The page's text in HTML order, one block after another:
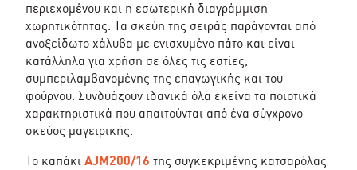
περιεχομένου και η εσωτερική διαγράμμιση
χωρητικότητας. Τα σκεύη της σειράς παράγονται από
ανοξείδωτο χάλυβα με ενισχυμένο πάτο και είναι
κατάλληλα για χρήση σε όλες τις εστίες,
συμπεριλαμβανομένης της επαγωγικής και του
φούρνου. Συνδυάζουν ιδανικά όλα εκείνα τα ποιοτικά
χαρακτηριστικά που απαιτούνται από ένα σύγχρονο
σκεύος μαγειρικής.
Το καπάκι AJM200/16 της συγκεκριμένης κατσαρόλας